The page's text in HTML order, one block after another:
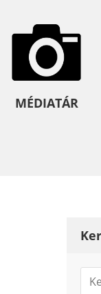
MÉDIATÁR